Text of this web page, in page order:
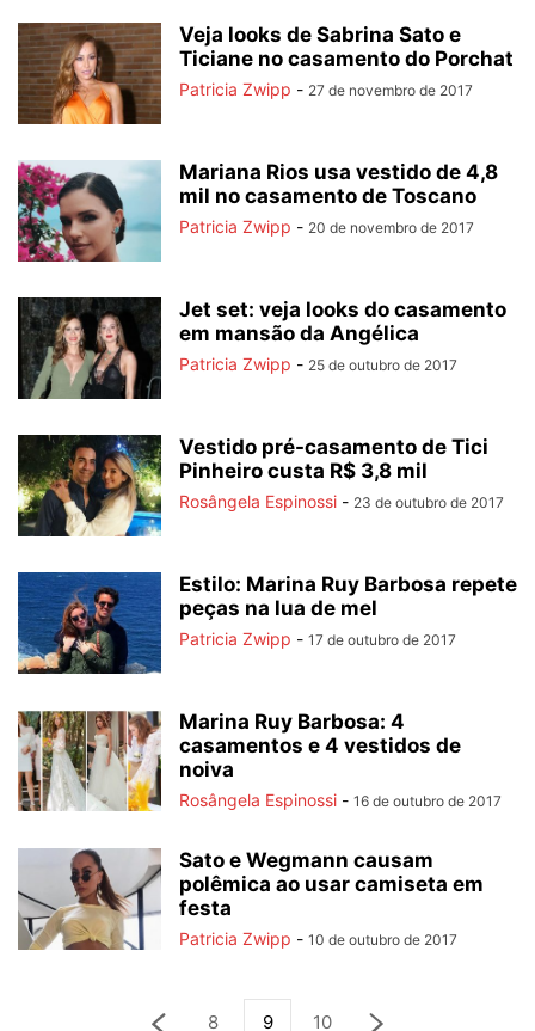
Veja looks de Sabrina Sato e
Ticiane no casamento do Porchat
Patricia Zwipp - 27 de novembro de 2017
Mariana Rios usa vestido de 4,8
mil no casamento de Toscano
Patricia Zwipp - 20 de novembro de 2017
Jet set: veja looks do casamento
em mansão da Angélica
Patricia Zwipp - 25 de outubro de 2017
Vestido pré-casamento de Tici
Pinheiro custa R$ 3,8 mil
Rosângela Espinossi - 23 de outubro de 2017
Estilo: Marina Ruy Barbosa repete
peças na lua de mel
Patricia Zwipp - 17 de outubro de 2017
Marina Ruy Barbosa: 4
casamentos e 4 vestidos de
noiva
Rosângela Espinossi - 16 de outubro de 2017
Sato e Wegmann causam
polêmica ao usar camiseta em
festa
Patricia Zwipp - 10 de outubro de 2017
8 9 10